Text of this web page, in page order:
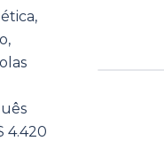
4.420